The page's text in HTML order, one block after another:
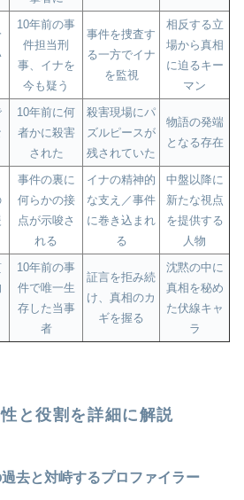
10年前の事
件担当刑
事、イナを
今も疑う
事件を捜査す
る一方でイナ
を監視
相反する立
場から真相
に迫るキー
マン
10年前に何
者かに殺害
された
殺害現場にパ
ズルピースが
残されていた
物語の発端
となる存在
事件の裏に
何らかの接
点が示唆さ
れる
イナの精神的
な支え／事件
に巻き込まれ
る
中盤以降に
新たな視点
を提供する
人物
10年前の事
件で唯一生
存した当事
者
証言を拒み続
け、真相のカ
ギを握る
沈黙の中に
真相を秘め
た伏線キャ
ラ
と役割を詳細に解説
去と対峙するプロファイラー